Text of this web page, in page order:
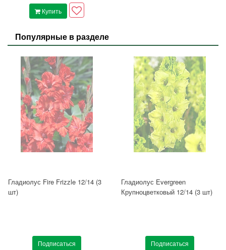
Купить
Популярные в разделе
Гладиолус Fire Frizzle 12/14 (3
шт)
Подписаться
Гладиолус Evergreen
Крупноцветковый 12/14 (3 шт)
Подписаться